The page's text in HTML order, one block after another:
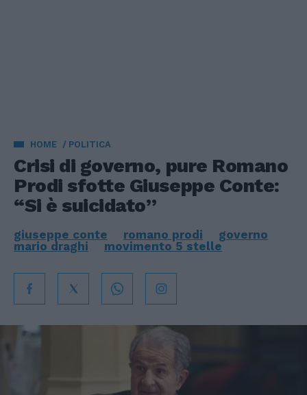
HOME POLITICA
Crisi di governo, pure Romano
Prodi sfotte Giuseppe Conte:
“Si è suicidato”
giuseppe conte romano prodi
governo
mario draghi
movimento 5 stelle